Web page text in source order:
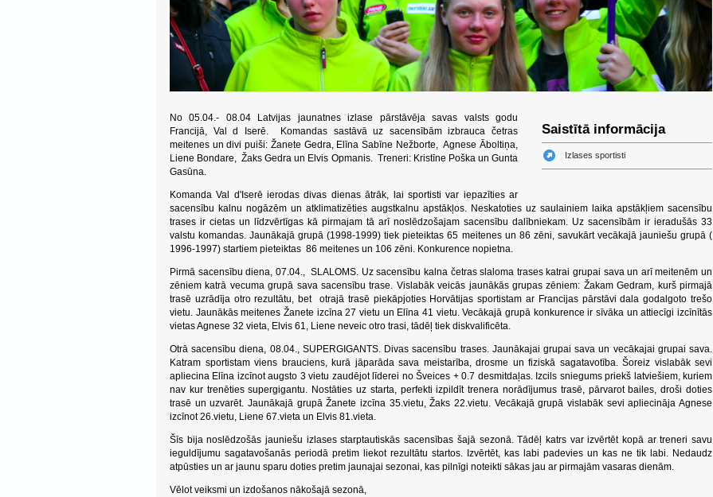
Saistītā informācija
Izlases sportisti
No 05.04.- 08.04 Latvijas jaunatnes izlase pārstāvēja savas valsts godu
Francijā, Val d Iserē. Komandas sastāvā uz sacensībām izbrauca četras
meitenes un divi puiši: Žanete Gedra, Elīna Sabīne Nežborte, Agnese Āboltiņa,
Liene Bondare, Žaks Gedra un Elvis Opmanis. Treneri: Kristīne Poška un Gunta
Gasūna.
Komanda Val d'Iserē ierodas divas dienas ātrāk, lai sportisti var iepazīties ar
sacensību kalnu nogāzēm un atklimatizēties augstkalnu apstākļos. Neskatoties uz saulainiem laika apstākļiem sacensību
trases ir cietas un līdzvērtīgas kā pirmajam tā arī noslēdzošajam sacensību dalībniekam. Uz sacensībām ir ieradušās 33
valstu komandas. Jaunākajā grupā (1998-1999) tiek pieteiktas 65 meitenes un 86 zēni, savukārt vecākajā jauniešu grupā (
1996-1997) startiem pieteiktas 86 meitenes un 106 zēni. Konkurence nopietna.
Pirmā sacensību diena, 07.04., SLALOMS. Uz sacensību kalna četras slaloma trases katrai grupai sava un arī meitenēm un
zēniem katrā vecuma grupā sava sacensību trase. Vislabāk veicās jaunākās grupas zēniem: Žakam Gedram, kurš pirmajā
trasē uzrādīja otro rezultātu, bet otrajā trasē piekāpjoties Horvātijas sportistam ar Francijas pārstāvi dala godalgoto trešo
vietu. Jaunākās meitenes Žanete izcīna 27 vietu un Elīna 41 vietu. Vecākajā grupā konkurence ir sīvāka un attiecīgi izcīnītās
vietas Agnese 32 vieta, Elvis 61, Liene neveic otro trasi, tādēļ tiek diskvalificēta.
Otrā sacensību diena, 08.04., SUPERGIGANTS. Divas sacensību trases. Jaunākajai grupai sava un vecākajai grupai sava.
Katram sportistam viens brauciens, kurā jāparāda sava meistarība, drosme un fiziskā sagatavotība. Šoreiz vislabāk sevi
apliecina Elīna izcīnot augsto 3 vietu zaudējot līderei no Šveices + 0.7 desmitdaļas. Izcils sniegums priekš latviešiem, kuriem
nav kur trenēties supergigantu. Nostāties uz starta, perfekti izpildīt trenera norādījumus trasē, pārvarot bailes, droši doties
trasē un uzvarēt. Jaunākajā grupā Žanete izcīna 35.vietu, Žaks 22.vietu. Vecākajā grupā vislabāk sevi apliecināja Agnese
izcīnot 26.vietu, Liene 67.vieta un Elvis 81.vieta.
Šīs bija noslēdzošās jauniešu izlases starptautiskās sacensības šajā sezonā. Tādēļ katrs var izvērtēt kopā ar treneri savu
ieguldījumu sagatavošanās periodā pretim liekot rezultātu startos. Izvērtēt, kas labi padevies un kas ne tik labi. Nedaudz
atpūsties un ar jaunu sparu doties pretim jaunajai sezonai, kas pilnīgi noteikti sākas jau ar pirmajām vasaras dienām.
Vēlot veiksmi un izdošanos nākošajā sezonā,